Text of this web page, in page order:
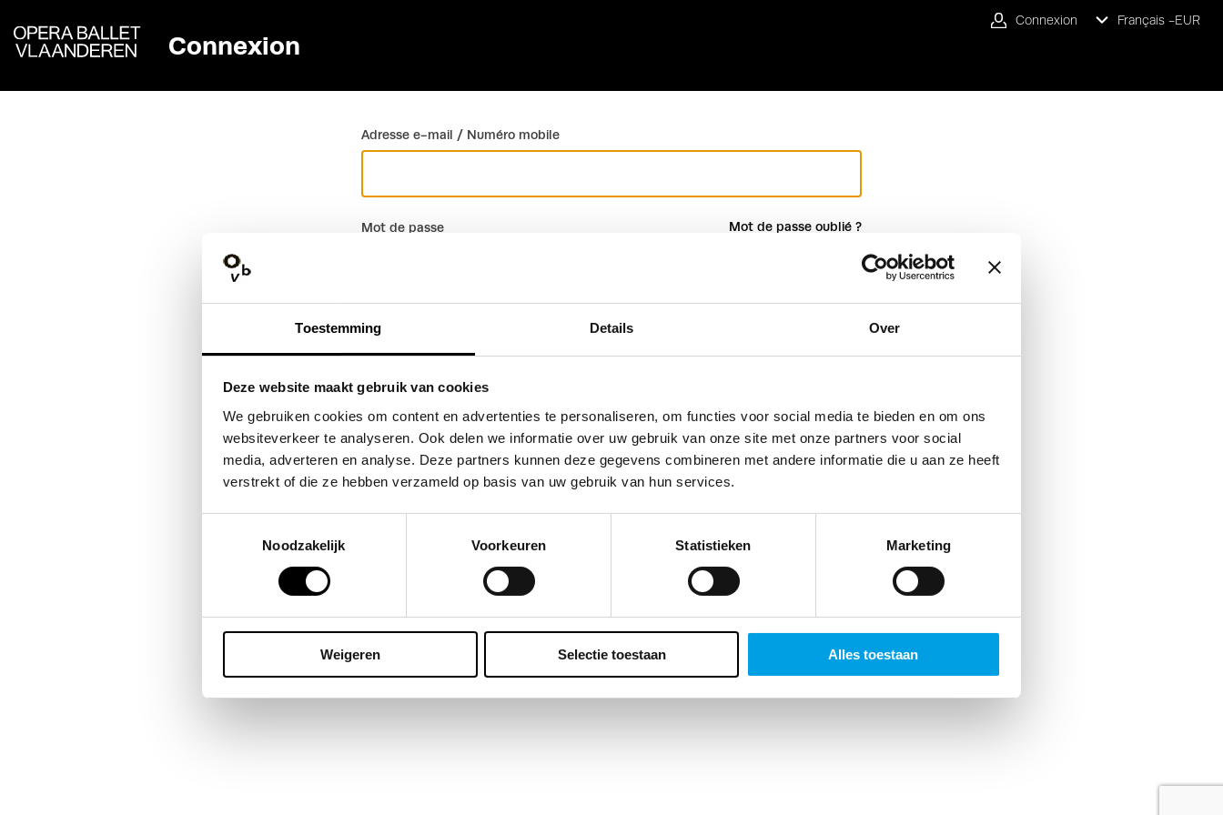
Toestemming Details Over
Deze website maakt gebruik van cookies
We gebruiken cookies om content en advertenties te personaliseren, om functies voor social media te bieden en om ons
websiteverkeer te analyseren. Ook delen we informatie over uw gebruik van onze site met onze partners voor social
media, adverteren en analyse. Deze partners kunnen deze gegevens combineren met andere informatie die u aan ze heeft
verstrekt of die ze hebben verzameld op basis van uw gebruik van hun services.
Noodzakelijk
Voorkeuren Statistieken Marketing
Weigeren Selectie toestaan Alles toestaan
Retour
Connexion
Connexion Français -EUR
Adresse e-mail / Numéro mobile
Mot de passe Mot de passe oublié ?
Beste klant, we vragen zo meteen naar je geboortedatum. Waarom? Enerzijds
omdat ons dat belangrijke inzichten geeft over de leeftijd van ons
publieksbestand maar er zit ook voor jou een bonus aan vast. Wat precies? Dat
blijft een verrassing voor je verjaardag. Vergeet het veld dus niet in te vullen.